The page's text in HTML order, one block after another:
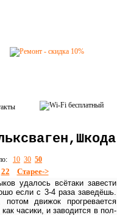
10 30 50
22 Старее->
удалось всётаки завести
если с 3-4 раза заведёшь.
движок прогревается
часики, и заводится в пол-